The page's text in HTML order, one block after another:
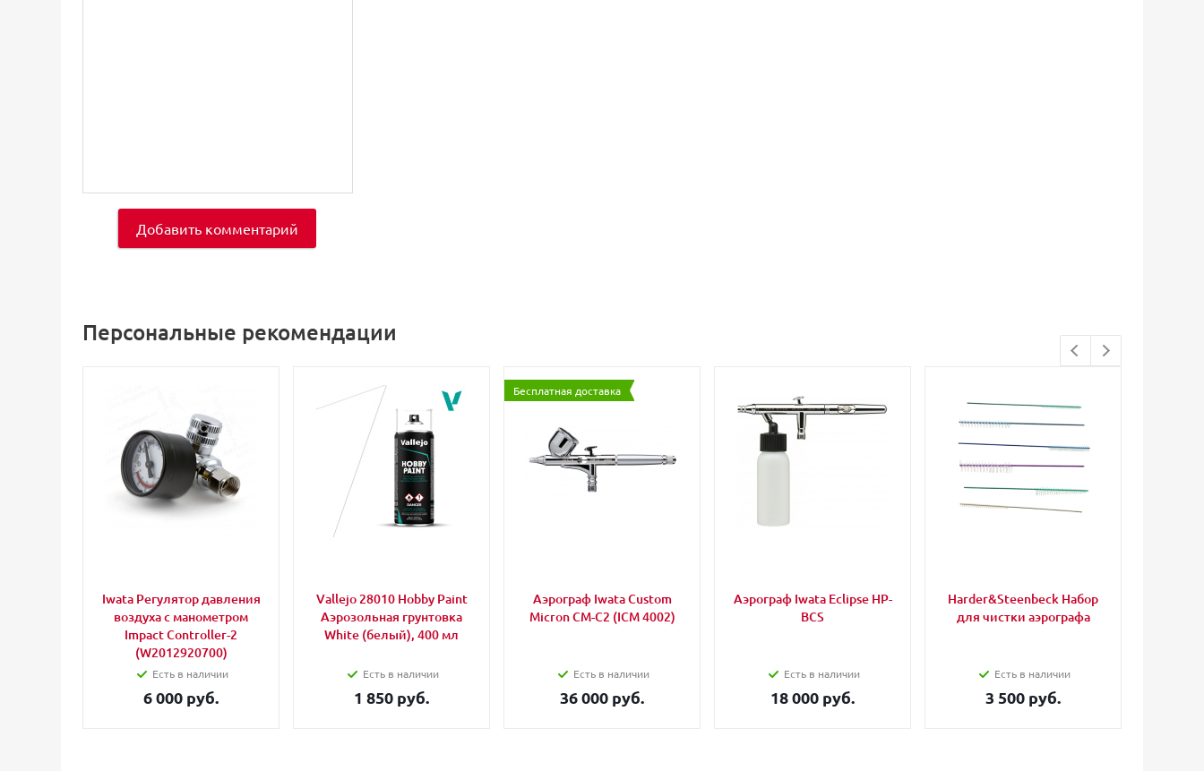
Добавить комментарий
Персональные рекомендации
Iwata Регулятор давления
воздуха с манометром
Impact Controller-2
(W2012920700)
Есть в наличии
6 000 руб.
Vallejo 28010 Hobby Paint
Аэрозольная грунтовка
White (белый), 400 мл
Есть в наличии
1 850 руб.
Бесплатная доставка
Аэрограф Iwata Custom
Micron CM-C2 (ICM 4002)
Есть в наличии
36 000 руб.
Аэрограф Iwata Eclipse HP-
BCS
Есть в наличии
18 000 руб.
Harder&Steenbeck Набор
для чистки аэрографа
Есть в наличии
3 500 руб.